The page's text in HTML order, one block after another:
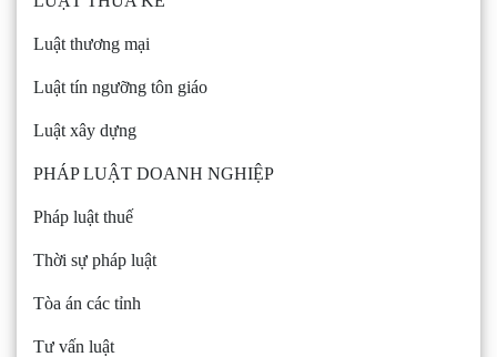
Luật thương mại
Luật tín ngưỡng tôn giáo
Luật xây dựng
PHÁP LUẬT DOANH NGHIỆP
Pháp luật thuế
Thời sự pháp luật
Tòa án các tỉnh
Tư vấn luật